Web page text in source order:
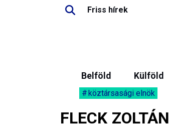
Friss hírek
Belföld Külföld
köztársasági elnök
FLECK ZOLTÁN